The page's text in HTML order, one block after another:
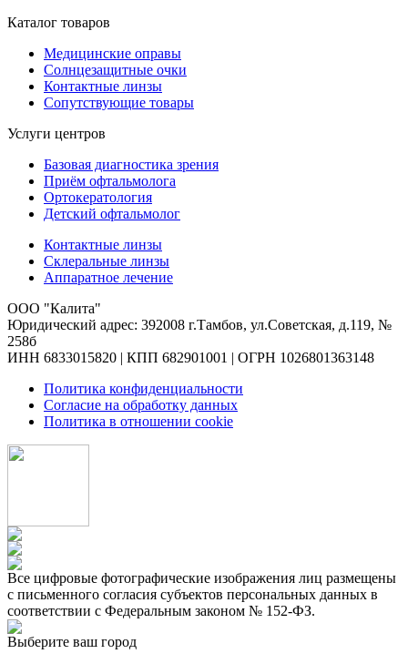
Каталог товаров
Медицинские оправы
Солнцезащитные очки
Контактные линзы
Сопутствующие товары
Услуги центров
Базовая диагностика зрения
Приём офтальмолога
Ортокератология
Детский офтальмолог
Контактные линзы
Склеральные линзы
Аппаратное лечение
ООО "Калита"
Юридический адрес: 392008 г.Тамбов, ул.Советская, д.119, №
258б
ИНН 6833015820 | КПП 682901001 | ОГРН 1026801363148
Политика конфиденциальности
Согласие на обработку данных
Политика в отношении cookie
Все цифровые фотографические изображения лиц размещены
с письменного согласия субъектов персональных данных в
соответствии с Федеральным законом № 152-ФЗ.
Выберите ваш город